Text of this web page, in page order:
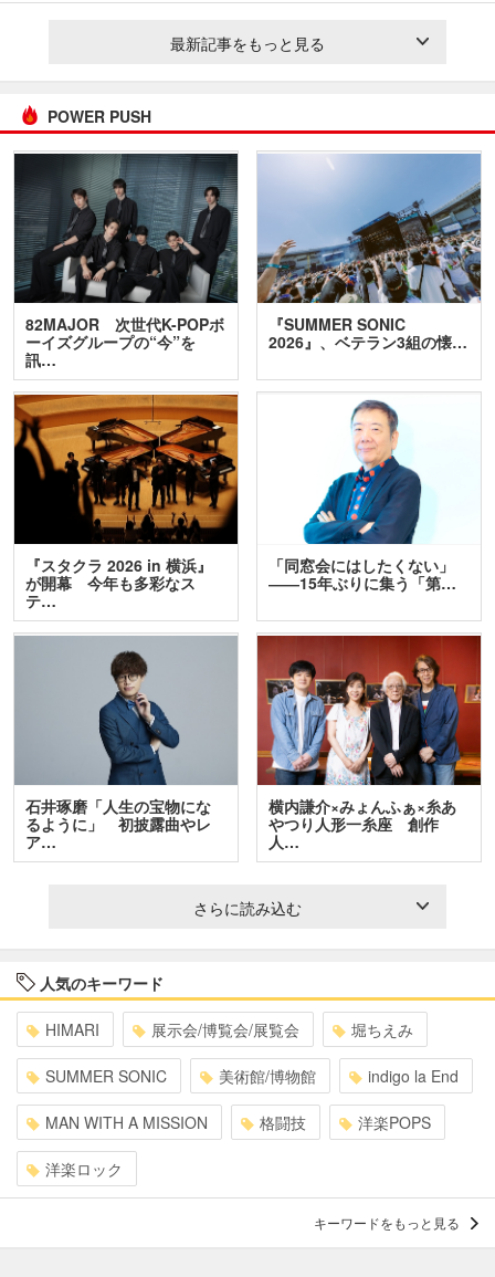
最新記事をもっと見る
POWER PUSH
82MAJOR 次世代K-POPボ
ーイズグループの“今”を
訊…
『SUMMER SONIC
2026』、ベテラン3組の懐…
『スタクラ 2026 in 横浜』
が開幕 今年も多彩なス
テ…
「同窓会にはしたくない」
――15年ぶりに集う「第…
石井琢磨「人生の宝物にな
るように」 初披露曲やレ
ア…
横内謙介×みょんふぁ×糸あ
やつり人形一糸座 創作
人…
さらに読み込む
人気のキーワード
HIMARI 展示会/博覧会/展覧会 堀ちえみ
SUMMER SONIC 美術館/博物館 indigo la End
MAN WITH A MISSION 格闘技 洋楽POPS
洋楽ロック
キーワードをもっと見る